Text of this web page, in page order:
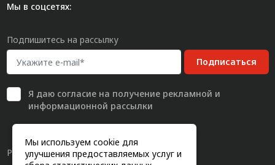
Мы используем cookie для
улучшения предоставляемых услуг и
Мы в соцсетях:
Подпишитесь на рассылку
Подписаться
Я даю согласиена получение рекламной и
информационной рассылки
Разработка сайта